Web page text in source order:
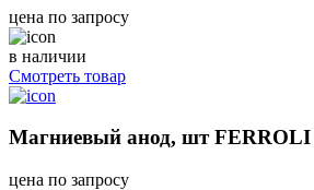
цена по запросу
в наличии
Смотреть товар
Магниевый анод, шт FERROLI
цена по запросу